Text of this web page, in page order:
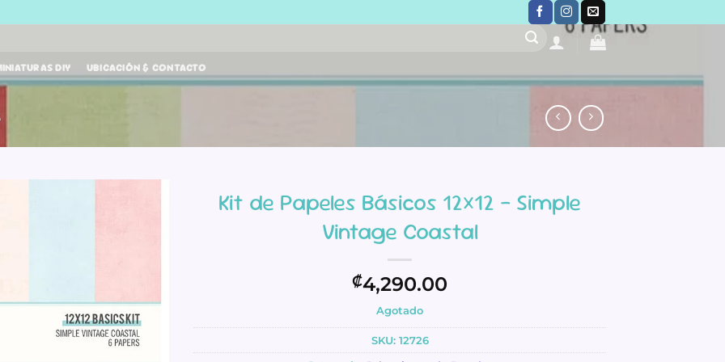
DIY UBICACIÓN & CONTACTO
Kit de Papeles Básicos 12×12 – Simple
Vintage Coastal
₡4,290.00
Agotado
SKU: 12726